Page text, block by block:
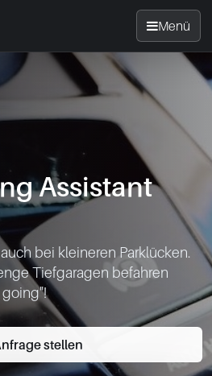
Menü
Assistant
bei kleineren Parklücken.
Tiefgaragen befahren
going"!
stellen